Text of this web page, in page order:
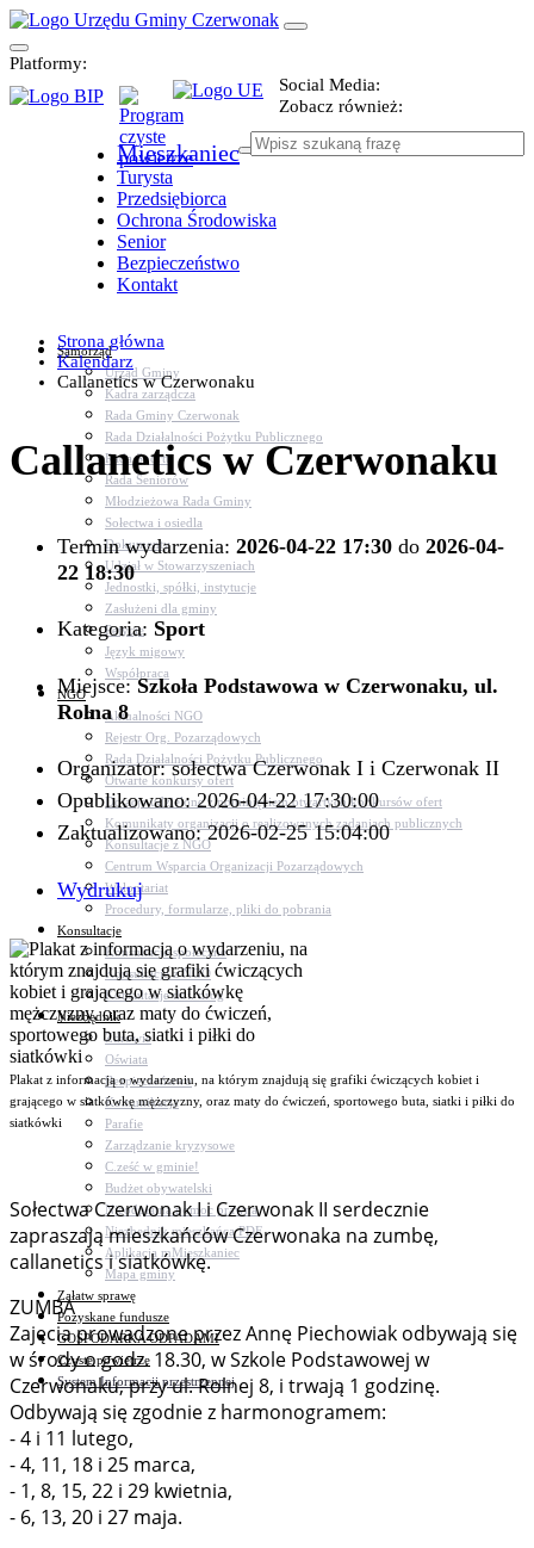
Platformy:
Social Media:
Zobacz również:
Mieszkaniec
Turysta
Przedsiębiorca
Ochrona Środowiska
Senior
Bezpieczeństwo
Kontakt
Samorząd
Urząd Gminy
Kadra zarządcza
Rada Gminy Czerwonak
Rada Działalności Pożytku Publicznego
Rada Sportu
Rada Seniorów
Młodzieżowa Rada Gminy
Sołectwa i osiedla
Dokumenty
Udział w Stowarzyszeniach
Jednostki, spółki, instytucje
Zasłużeni dla gminy
Petycje
Język migowy
Współpraca
NGO
Aktualności NGO
Rejestr Org. Pozarządowych
Rada Działalności Pożytku Publicznego
Otwarte konkursy ofert
Dotacje udzielone z pominięciem otwartych konkursów ofert
Komunikaty organizacji o realizowanych zadaniach publicznych
Konsultacje z NGO
Centrum Wsparcia Organizacji Pozarządowych
Wolontariat
Procedury, formularze, pliki do pobrania
Konsultacje
Konsultacje społeczne
Konsultacje z NGO
Konsultacje dot. dróg
Niezbędnik
Zdrowie
Oświata
Bezpieczeństwo
Komunikacja
Parafie
Zarządzanie kryzysowe
C.ześć w gminie!
Budżet obywatelski
Nieodpłatna pomoc prawna
Niezbędnik mieszkańca PDF
Aplikacja mMieszkaniec
Mapa gminy
Załatw sprawę
Pozyskane fundusze
GOSPODARKA ODPADAMI
Czyste powietrze
System Informacji przestrzennej
Strona główna
Kalendarz
Callanetics w Czerwonaku
Callanetics w Czerwonaku
Termin wydarzenia: 2026-04-22 17:30 do 2026-04-
22 18:30
Kategoria: Sport
Miejsce:Szkoła Podstawowa w Czerwonaku, ul.
Rolna 8
Organizator: sołectwa Czerwonak I i Czerwonak II
Opublikowano: 2026-04-22 17:30:00
Zaktualizowano: 2026-02-25 15:04:00
Wydrukuj
Plakat z informacją o wydarzeniu, na którym znajdują się grafiki ćwiczących kobiet i
grającego w siatkówkę mężczyzny, oraz maty do ćwiczeń, sportowego buta, siatki i piłki do
siatkówki
Sołectwa Czerwonak I i Czerwonak II serdecznie
zapraszają mieszkańców Czerwonaka na zumbę,
callanetics i siatkówkę.
ZUMBA
Zajęcia prowadzone przez Annę Piechowiak odbywają się
w środy o godz. 18.30, w Szkole Podstawowej w
Czerwonaku, przy ul. Rolnej 8, i trwają 1 godzinę.
Odbywają się zgodnie z harmonogramem:
- 4 i 11 lutego,
- 4, 11, 18 i 25 marca,
- 1, 8, 15, 22 i 29 kwietnia,
- 6, 13, 20 i 27 maja.